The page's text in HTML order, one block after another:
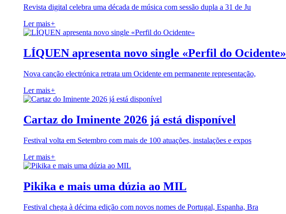
Revista digital celebra uma década de música com sessão dupla a 31 de Ju
Ler mais+
LÍQUEN apresenta novo single «Perfil do Ocidente»
Nova canção electrónica retrata um Ocidente em permanente representação,
Ler mais+
Cartaz do Iminente 2026 já está disponível
Festival volta em Setembro com mais de 100 atuações, instalações e expos
Ler mais+
Pikika e mais uma dúzia ao MIL
Festival chega à décima edição com novos nomes de Portugal, Espanha, Bra